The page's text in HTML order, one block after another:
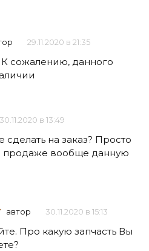
29.11.2020 в 21:35
К сожалению, данного
30.11.2020 в 13:49
сделать на заказ? Просто
продаже вообще данную
автор 30.11.2020 в 15:13
Про какую запчасть Вы